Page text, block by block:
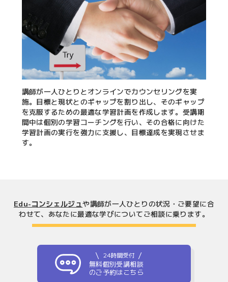
講師が一人ひとりとオンラインでカウンセリングを実
施。目標と現状とのギャップを割り出し、そのギャップ
を克服するための最適な学習計画を作成します。受講期
間中は個別の学習コーチングを行い、その合格に向けた
学習計画の実行を強力に支援し、目標達成を実現させま
す。
Edu-コンシェルジュや講師が一人ひとりの状況・ご要望に合
わせて、 あなたに最適な学びについてご相談に乗ります。
24時間受付
無料個別受講相談
のご予約はこちら